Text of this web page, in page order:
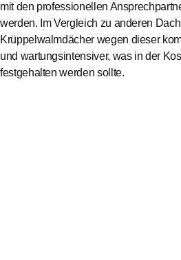
mit den professionellen
werden. Im Vergleich zu anderen
Krüppelwalmdächer wegen dieser
und wartungsintensiver, was in der
festgehalten werden sollte.